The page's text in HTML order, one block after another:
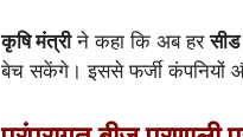
कृषि मंत्रीने कहा कि अब हर
बेच सकेंगे। इससे फर्जी कंपनियों